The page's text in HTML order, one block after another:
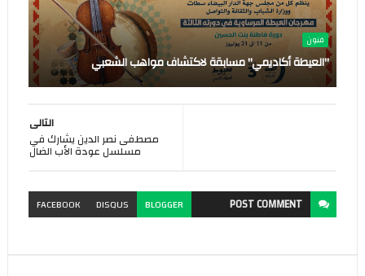
فنون
"العيطة أكاديمي" مسابقة لاكتشاف مواهب الشعبي
التالى
مصطفى نصر الدين يشارك في
مسلسل عودة الأب الضال
POSTCOMMENT
BLOGGER
DISQUS
FACEBOOK